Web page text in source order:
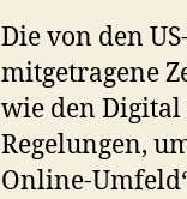
Die von den
mitgetragene
wie den Digital
Regelungen,
Online-